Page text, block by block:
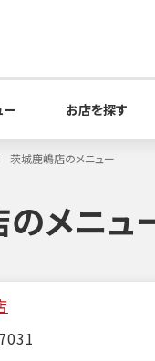
ー お店を探す
茨城鹿嶋店のメニュー
メニュ